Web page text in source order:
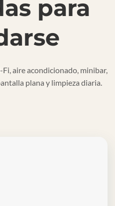
para
aire acondicionado, minibar,
plana y limpieza diaria.